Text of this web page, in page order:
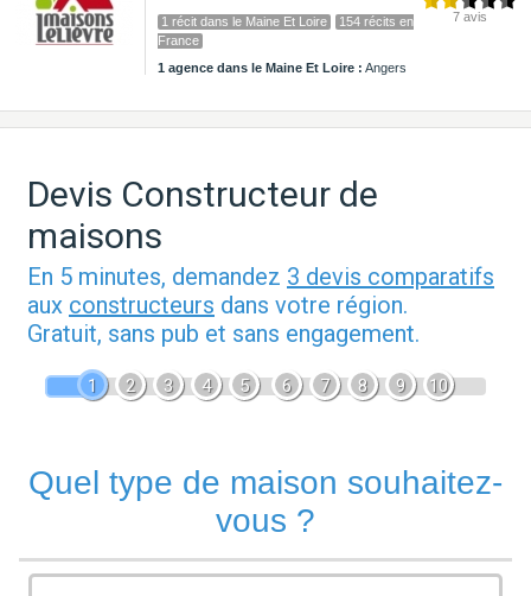
1 récit dans le Maine Et Loire
154 récits en
France
1 agence dans le Maine Et Loire : Angers
7 avis
Devis Constructeur de
maisons
En 5 minutes, demandez 3 devis comparatifs
aux constructeurs dans votre région.
Gratuit, sans pub et sans engagement.
1 2 3 4 5 6 7 8 9 10
Quel type de maison souhaitez-
vous ?